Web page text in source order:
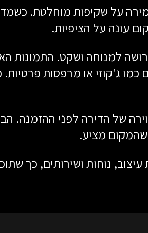
על שקיפות מוחלטת.
עונה על הציפיות.
למנוחה ושקט. התמונות
ג'קוזי או מרפסות
של הדירה לפני ההזמנה.
שהמקום מציע.
נוחות ושירותים, כך